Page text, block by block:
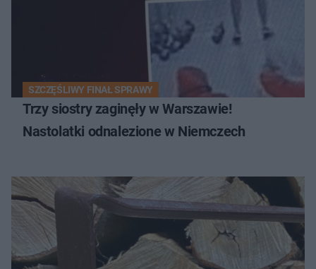
SZCZĘŚLIWY FINAŁ SPRAWY
Trzy siostry zaginęły w Warszawie!
Nastolatki odnalezione w Niemczech